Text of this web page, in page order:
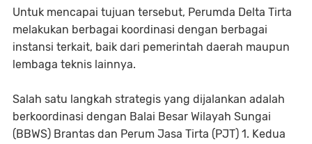
Untuk mencapai tujuan tersebut, Perumda Delta Tirta
melakukan berbagai koordinasi dengan berbagai
instansi terkait, baik dari pemerintah daerah maupun
lembaga teknis lainnya.
Salah satu langkah strategis yang dijalankan adalah
berkoordinasi dengan Balai Besar Wilayah Sungai
(BBWS) Brantas dan Perum Jasa Tirta (PJT) 1. Kedua